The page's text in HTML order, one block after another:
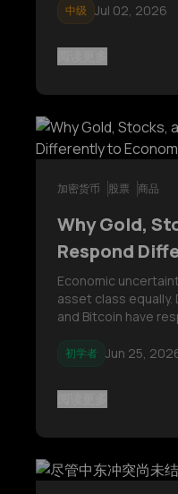
然值得全球关注。
中级 Jul 02, 2026
加密货币 股票 商品
Why Gold,
Respond
Economic
Economic
asset class
and Bitcoin have
each market—from
sentiment.
初学者 Jun 25,